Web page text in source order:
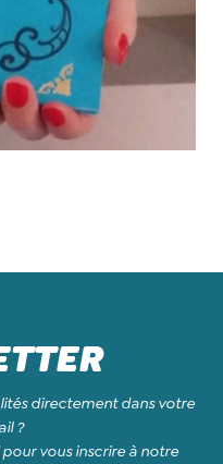
directement dans votre
?
vous inscrire à notre